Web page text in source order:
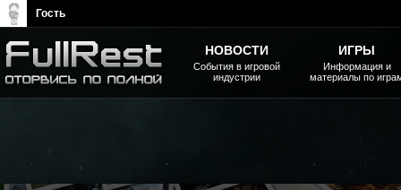
НОВОСТИ
События в игровой
индустрии
ИГРЫ
Информация и
материалы по
Гость